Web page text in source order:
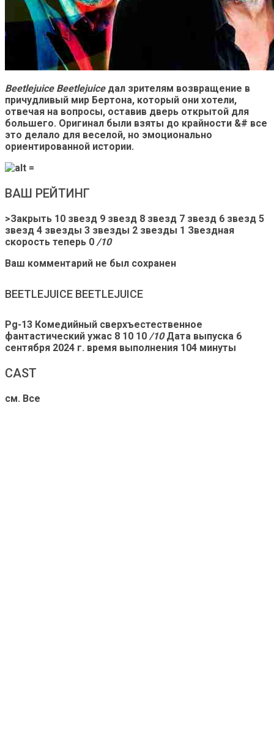
Beetlejuice Beetlejuice дал зрителям возвращение в
причудливый мир Бертона, который они хотели,
отвечая на вопросы, оставив дверь открытой для
большего. Оригинал были взяты до крайности &# все
это делало для веселой, но эмоционально
ориентированной истории.
ВАШ РЕЙТИНГ
>Закрыть 10 звезд 9 звезд 8 звезд 7 звезд 6 звезд 5
звезд 4 звезды 3 звезды 2 звезды 1 Звездная
скорость теперь 0 /10
Ваш комментарий не был сохранен
BEETLEJUICE BEETLEJUICE
Pg-13 Комедийный сверхъестественное
фантастический ужас 8 10 10 /10Дата выпуска 6
сентября 2024 г. время выполнения 104 минуты
CAST
см. Все